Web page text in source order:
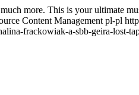
more. This is your ultimate
Content Management pl-pl
frackowiak-a-sbb-geira-lost-